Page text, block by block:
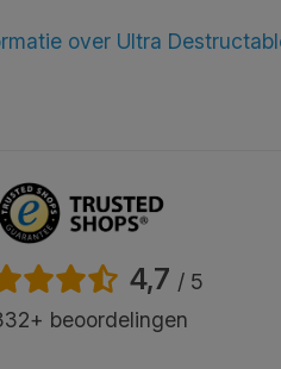
over Ultra
4,7 / 5
beoordelingen